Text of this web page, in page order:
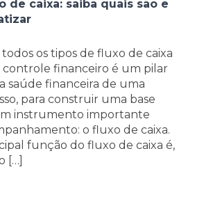
de caixa: saiba quais são e
os tipos de fluxo de caixa
controle financeiro é um pilar
saúde financeira de uma
para construir uma base
instrumento importante
o fluxo de caixa.
função do fluxo de caixa é,
[…]